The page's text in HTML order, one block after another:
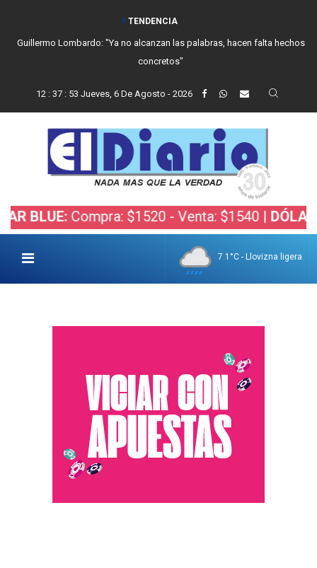
TENDENCIA
Guillermo Lombardo: "Ya no alcanzan las palabras, hacen falta hechos
concretos"
12: 37: 54 Jueves, 6 De Agosto - 2026
Compra: $1520 - Venta: $1540 |DÓLAR
7.1°C - Llovizna ligera